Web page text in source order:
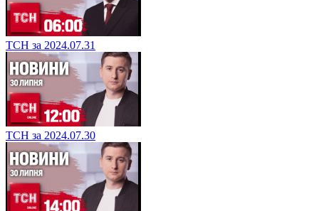
ТСН за 2024.07.31
ТСН за 2024.07.30